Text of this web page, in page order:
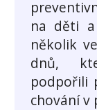
na děti a
několik
dnů,
podpořili
chování